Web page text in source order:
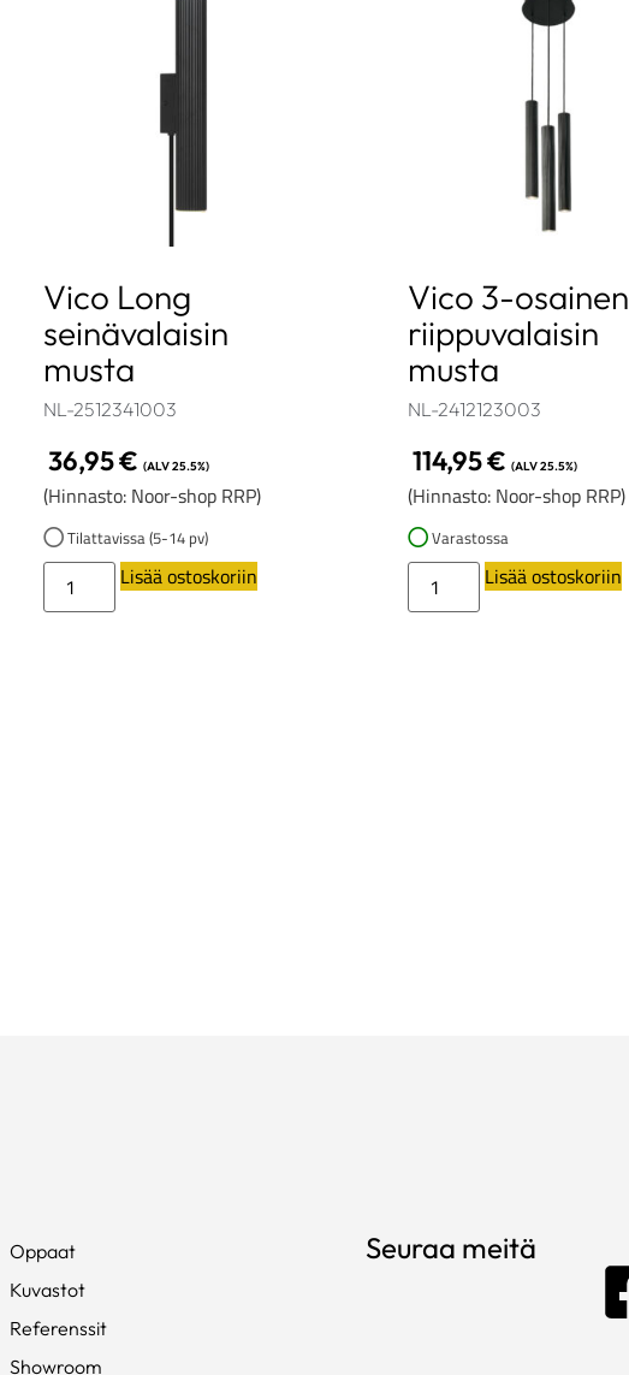
Vico Long
seinävalaisin
musta
NL-2512341003
36,95€ (ALV 25.5%)
(Hinnasto: Noor-shop RRP)
Tilattavissa (5-14 pv)
Lisää ostoskoriin
Vico 3-osainen
riippuvalaisin
musta
NL-2412123003
114,95€ (ALV 25.5%)
(Hinnasto: Noor-shop RRP)
Varastossa
Lisää ostoskoriin
Oppaat
Kuvastot
Referenssit
Showroom
Seuraa meitä